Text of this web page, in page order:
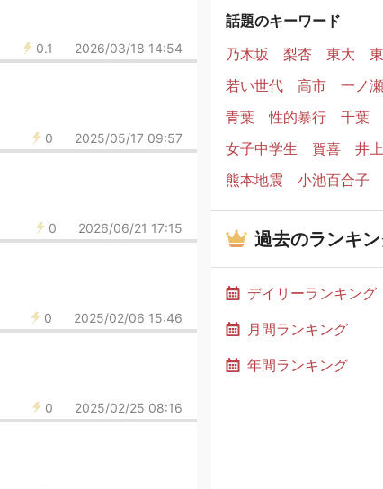
0.1 2026/03/18 14:54
0 2025/05/17 09:57
0 2026/06/21 17:15
0 2025/02/06 15:46
0 2025/02/25 08:16
話題のキーワード
乃木坂
梨杏 東大
若い世代
高市 一ノ瀬
青葉
性的暴行 千葉
女子中学生
賀喜 井上
熊本地震
小池百合子
過去のランキ
デイリーランキング
月間ランキング
年間ランキング